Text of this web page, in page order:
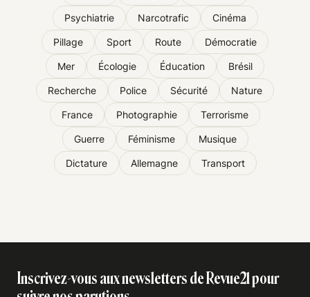
Psychiatrie Narcotrafic Cinéma
Pillage Sport Route Démocratie
Mer Écologie Éducation Brésil
Recherche Police Sécurité Nature
France Photographie Terrorisme
Guerre Féminisme Musique
Dictature Allemagne Transport
Inscrivez-vous aux newsletters de Revue21 pour